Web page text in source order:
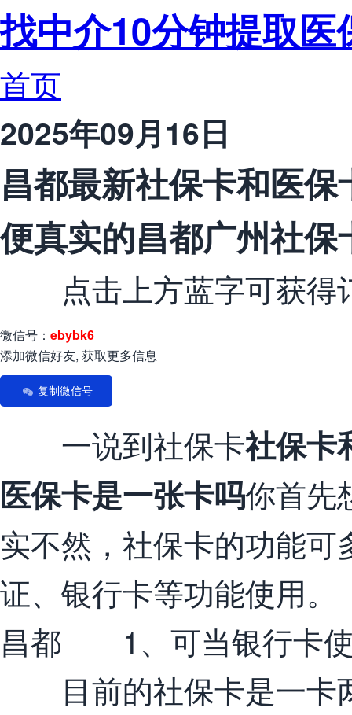
找中介10分钟提取医
首页
2025年09月16日
昌都最新社保卡和医
便真实的昌都广州社
点击上方蓝字可获得
微信号： ebybk6
添加微信好友, 获取更多信息
复制微信号
一说到社保卡社保卡
医保卡是一张卡吗你首先
实不然，社保卡的功能
证、银行卡等功能使用。
昌都 1、可当银行卡
目前的社保卡是一卡